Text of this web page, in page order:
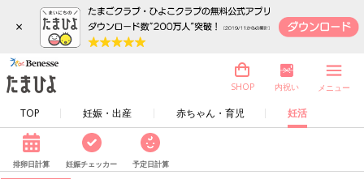
×
TOP 妊娠・出産 赤ちゃん・育児 妊活
SHOP 内祝い メニュー
排卵日計算 妊娠チェッカー 予定日計算